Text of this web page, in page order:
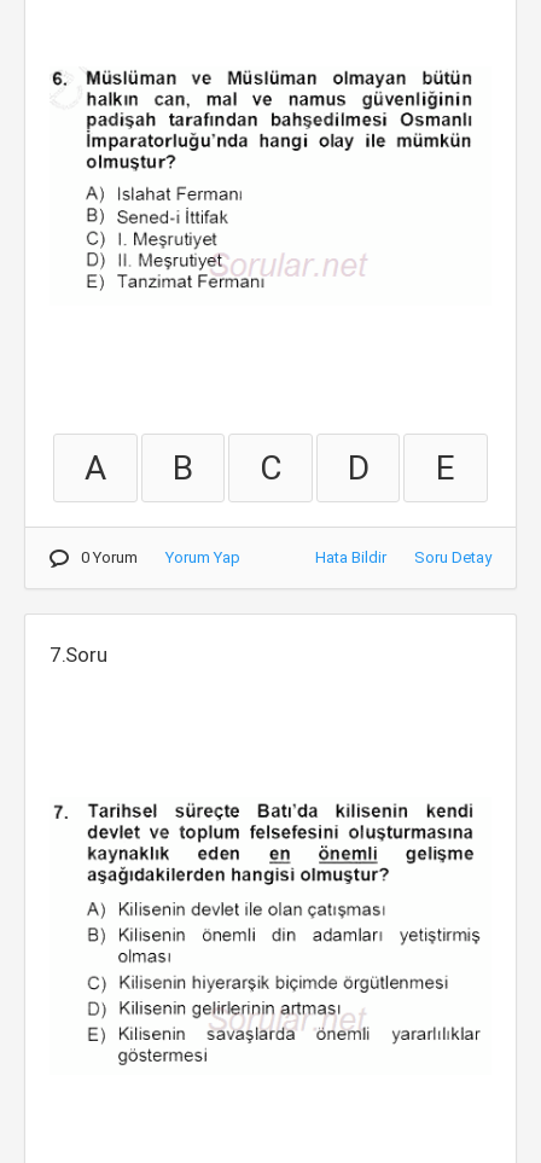
A B C D E
0 Yorum Yorum Yap Hata Bildir Soru Detay
7.Soru